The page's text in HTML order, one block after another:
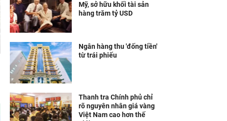
Mỹ, sở hữu khối tài sản
hàng trăm tỷ USD
Ngân hàng thu 'đống tiền'
từ trái phiếu
Thanh tra Chính phủ chỉ
rõ nguyên nhân giá vàng
Việt Nam cao hơn thế